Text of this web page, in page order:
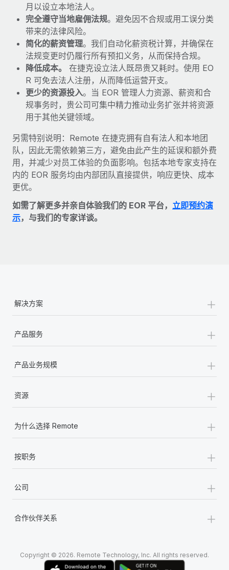
月以设立本地法人。
完全遵守当地雇佣法规。避免因不合规或用工误分类
带来的法律风险。
简化的薪资管理。我们自动化薪资税计算，并确保在
法规变更时仍履行所有预扣义务，从而保持合规。
降低成本。
在捷克设立法人既昂贵又耗时。使用 EO
R 可免去法人注册，从而降低运营开支。
更少的资源投入。当 EOR 管理人力资源、薪资和合
规事务时，贵公司可集中精力推动业务扩张并将资源
用于其他关键领域。
另需特别说明：Remote 在捷克拥有自有法人和本地团
队，因此无需依赖第三方，避免由此产生的延误和额外费
用，并减少对员工体验的负面影响。包括本地专家支持在
内的 EOR 服务均由内部团队直接提供，响应更快、成本
更优。
如需了解更多并亲自体验我们的 EOR 平台， 立即预约演
示，与我们的专家详谈。
解决方案 +
产品服务 +
产品业务规模 +
资源 +
为什么选择 Remote +
按职务 +
公司 +
合作伙伴关系 +
Copyright © 2026. Remote Technology, Inc. All rights reserved.